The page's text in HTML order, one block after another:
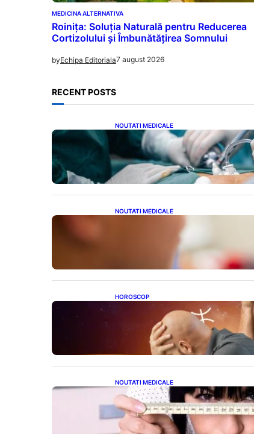
MEDICINA ALTERNATIVA
Roinița: Soluția Naturală pentru Reducerea
Cortizolului și Îmbunătățirea Somnului
byEchipa Editoriala7 august 2026
RECENT POSTS
NOUTATI MEDICALE
Colecistectomia: O Privire
Detaliată Asupra Intervenției
Chirurgicale și Impactul Său
Asupra Sănătății
NOUTATI MEDICALE
Revoluția Vaccinurilor: Primul
Vaccin Experimental Împotriva
Cancerului de Colon în Studiu
HOROSCOP
Mituri și Realități: Ce Spun
Astrologii Despre Sufletele
Bătrâne și Lunile de Naștere
NOUTATI MEDICALE
Inovație Revoluționară în
Tratamentul Obezității:
Gastroplastie Endoscopică fără
Bisturiu